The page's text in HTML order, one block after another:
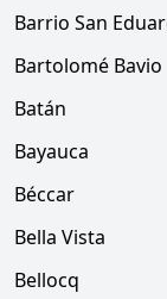
Barrio San
Bartolomé Bavio
Batán
Bayauca
Béccar
Bella Vista
Bellocq